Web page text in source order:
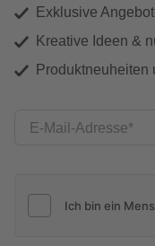
Exklusive
Kreative Ideen &
Produktneuheiten
E-Mail-Adresse